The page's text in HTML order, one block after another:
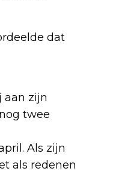
dat
aan zijn
twee
Als zijn
als redenen